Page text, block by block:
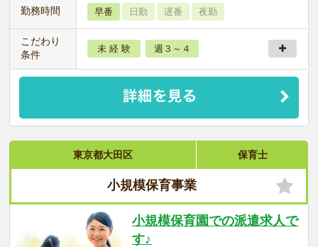
勤務時間 早番 日勤 遅番 夜勤
こだわり
条件
未 経 験 週３～４
東京都大田区 保育士
小規模保育事業
小規模保育園での派遣求人で
す♪